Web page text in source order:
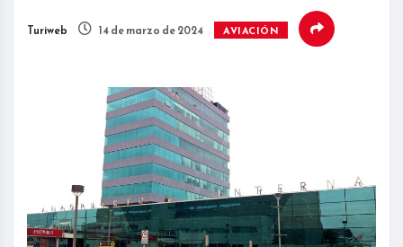
Turiweb 14 de marzo de 2024 AVIACIÓN